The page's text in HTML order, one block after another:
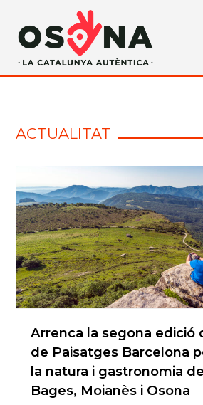
ACTUALITAT
Arrenca la segona edició
de Paisatges Barcelona
la natura i gastronomia de
Bages, Moianès i Osona